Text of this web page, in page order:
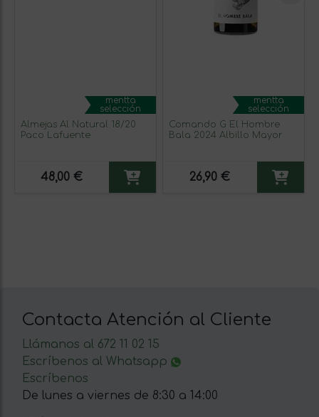
mentta
selección
Almejas Al Natural 18/20
Paco Lafuente
48,00 €
mentta
selección
Comando G El Hombre
Bala 2024 Albillo Mayor
26,90 €
Contacta Atención al Cliente
Llámanos al 672 11 02 15
Escríbenos al Whatsapp
Escríbenos
De lunes a viernes de 8:30 a 14:00